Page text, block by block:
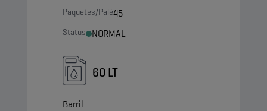
Paquetes/Palé45
Status NORMAL
60 LT
Barril